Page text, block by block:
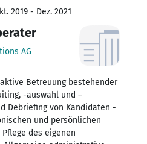
2019 - Dez. 2021
AG
Betreuung bestehender
-auswahl und –
Debriefing von Kandidaten -
und persönlichen
des eigenen